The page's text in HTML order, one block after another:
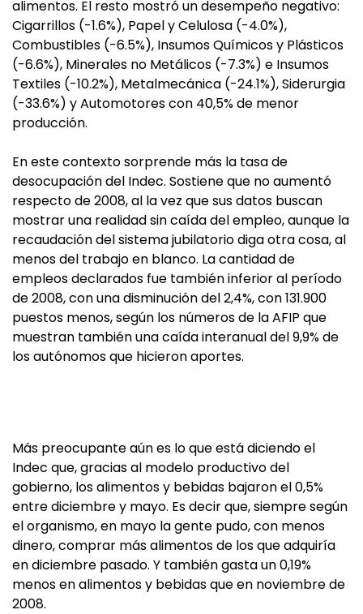
alimentos. El resto mostró un desempeño negativo:
Cigarrillos (-1.6%), Papel y Celulosa (-4.0%),
Combustibles (-6.5%), Insumos Químicos y Plásticos
(-6.6%), Minerales no Metálicos (-7.3%) e Insumos
Textiles (-10.2%), Metalmecánica (-24.1%), Siderurgia
(-33.6%) y Automotores con 40,5% de menor
producción.
En este contexto sorprende más la tasa de
desocupación del Indec. Sostiene que no aumentó
respecto de 2008, al la vez que sus datos buscan
mostrar una realidad sin caída del empleo, aunque la
recaudación del sistema jubilatorio diga otra cosa, al
menos del trabajo en blanco. La cantidad de
empleos declarados fue también inferior al período
de 2008, con una disminución del 2,4%, con 131.900
puestos menos, según los números de la AFIP que
muestran también una caída interanual del 9,9% de
los autónomos que hicieron aportes.
Más preocupante aún es lo que está diciendo el
Indec que, gracias al modelo productivo del
gobierno, los alimentos y bebidas bajaron el 0,5%
entre diciembre y mayo. Es decir que, siempre según
el organismo, en mayo la gente pudo, con menos
dinero, comprar más alimentos de los que adquiría
en diciembre pasado. Y también gasta un 0,19%
menos en alimentos y bebidas que en noviembre de
2008.